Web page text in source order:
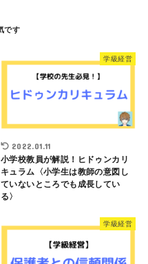
学級経営
2022.01.11
小学校教員が解説！ヒドゥンカリ
キュラム〈小学生は教師の意図し
ていないところでも成長してい
る〉
学級経営